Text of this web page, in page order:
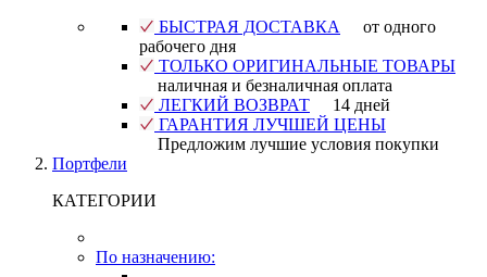
БЫСТРАЯ ДОСТАВКА
от одного
рабочего дня
ТОЛЬКО ОРИГИНАЛЬНЫЕ ТОВАРЫ
наличная и безналичная оплата
ЛЕГКИЙ ВОЗВРАТ
14 дней
ГАРАНТИЯ ЛУЧШЕЙ ЦЕНЫ
Предложим лучшие условия покупки
Портфели
КАТЕГОРИИ
По назначению: